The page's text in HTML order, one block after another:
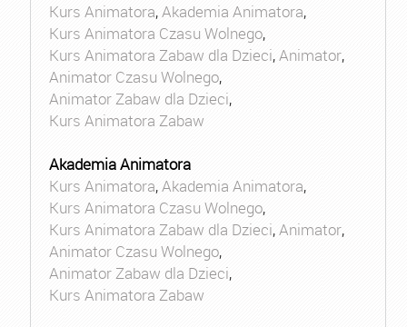
Kurs Animatora,Akademia Animatora,
Kurs Animatora Czasu Wolnego,
Kurs Animatora Zabaw dla Dzieci,Animator,
Animator Czasu Wolnego,
Animator Zabaw dla Dzieci,
Kurs Animatora Zabaw
Akademia Animatora
Kurs Animatora,Akademia Animatora,
Kurs Animatora Czasu Wolnego,
Kurs Animatora Zabaw dla Dzieci,Animator,
Animator Czasu Wolnego,
Animator Zabaw dla Dzieci,
Kurs Animatora Zabaw